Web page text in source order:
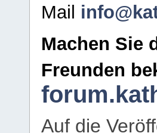
Mail
Machen Sie
Freunden
Auf die